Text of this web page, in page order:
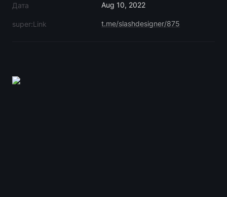
Дата Aug 10, 2022
super:Link t.me/slashdesigner/875